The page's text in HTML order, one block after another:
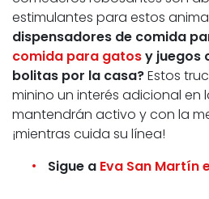
estimulantes para estos
dispensadores de comida
comida para gatosy juegos
bolitas por la casa?Estos
minino un interés adicional en
mantendrán activo y con la
¡mientras cuida su línea!
Sigue a Eva San Martín